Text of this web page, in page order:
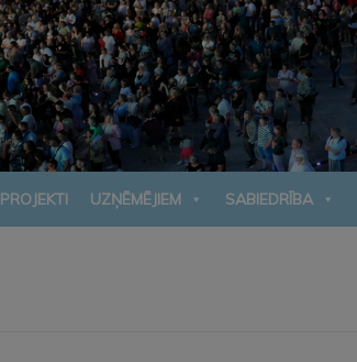
PROJEKTI UZŅĒMĒJIEM SABIEDRĪBA